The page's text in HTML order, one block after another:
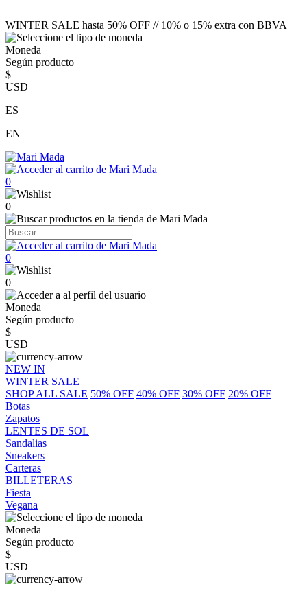
WINTER SALE hasta 50% OFF // 10% o 15% extra con BBVA
Moneda
Según producto
$
USD
ES
EN
0
0
0
0
Moneda
Según producto
$
USD
NEW IN
WINTER SALE
SHOP ALL SALE 50% OFF 40% OFF 30% OFF 20% OFF
Botas
Zapatos
LENTES DE SOL
Sandalias
Sneakers
Carteras
BILLETERAS
Fiesta
Vegana
Moneda
Según producto
$
USD